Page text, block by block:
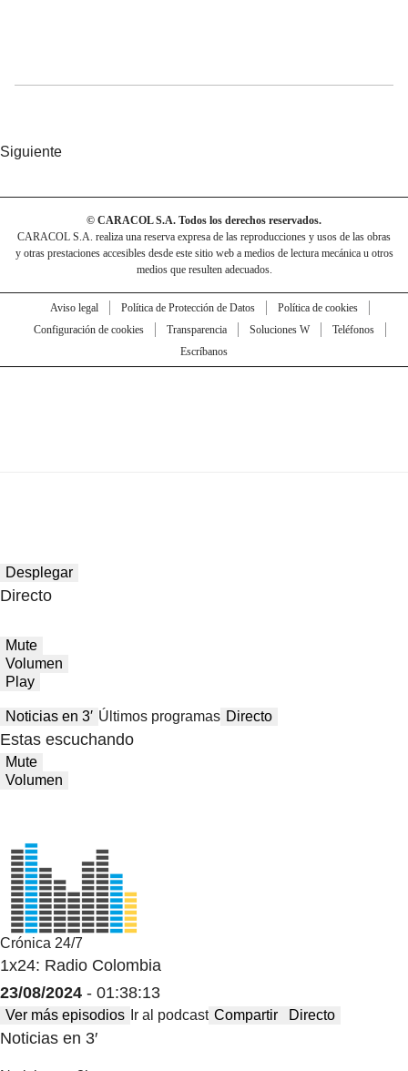
Siguiente
© CARACOL S.A. Todos los derechos reservados.
CARACOL S.A. realiza una reserva expresa de las reproducciones y usos de las obras
y otras prestaciones accesibles desde este sitio web a medios de lectura mecánica u otros
medios que resulten adecuados.
Aviso legal Política de Protección de Datos
Política de cookies
Configuración de cookies
Transparencia Soluciones W
Teléfonos
Escríbanos
Desplegar
Directo
Mute
Volumen
Play
Noticias en 3′ Últimos programas Directo
Estas escuchando
Mute
Volumen
Crónica 24/7
1x24: Radio Colombia
23/08/2024 - 01:38:13
Ver más episodios Ir al podcast Compartir Directo
Noticias en 3′